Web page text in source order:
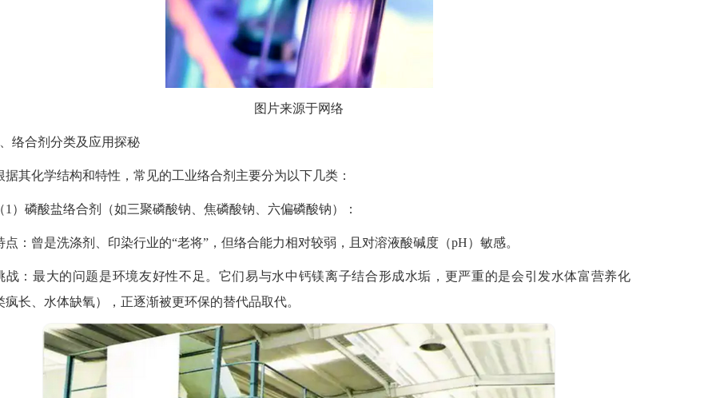
图片来源于网络
、络合剂分类及应用探秘
据其化学结构和特性，常见的工业络合剂主要分为以下几类：
1 ）磷酸盐络合剂（如三聚磷酸钠、焦磷酸钠、六偏磷酸钠）：
点：曾是洗涤剂、印染行业的“老将” ，但络合能力相对较弱，且对溶液酸碱度（pH）敏感。
战：最大的问题是环境友好性不足。它们易与水中钙镁离子结合形成水垢，更严重的是会引发水体富营养化
疯长、水体缺氧），正逐渐被更环保的替代品取代。